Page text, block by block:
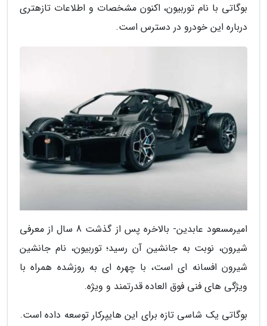
بوگاتی با نام توربیون، اکنون مشخصات و اطلاعات تازهتری
درباره این خودرو در دسترس است.
امیرمسعود عابدین- بالاخره پس از گذشت 8 سال از معرفی
شیرون، نوبت به جانشین آن رسید؛ توربیون، نام جانشین
شیرون افسانه ای است، با چهره ای به روزشده همراه با
ویژگی های فنی فوق العاده قدرتمند و ویژه.
بوگاتی یک شاسی تازه برای این هایپرکار توسعه داده است.